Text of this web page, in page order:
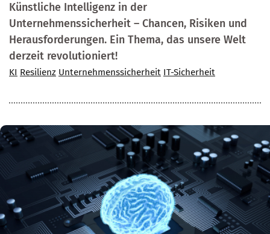
Künstliche Intelligenz in der
Unternehmenssicherheit – Chancen, Risiken und
Herausforderungen. Ein Thema, das unsere Welt
derzeit revolutioniert!
KI Resilienz Unternehmenssicherheit IT-Sicherheit